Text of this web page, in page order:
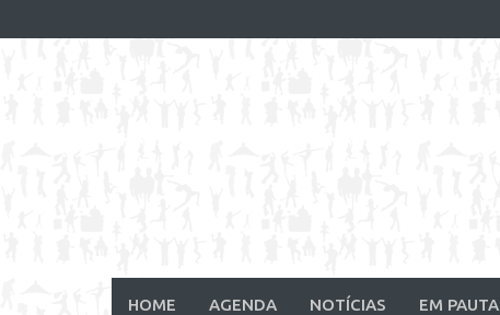
to
HOME AGENDA NOTÍCIAS EM PAUTA